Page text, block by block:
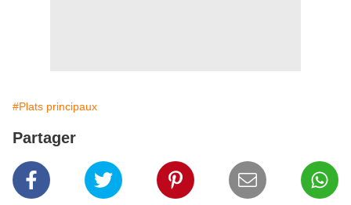
#Plats principaux
Partager